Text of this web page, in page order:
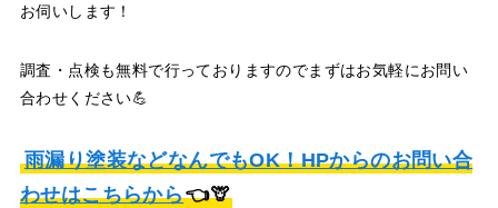
お伺いします！
調査・点検も無料で行っておりますのでまずはお気軽にお問い
合わせください💪
雨漏り塗装などなんでもOK！HPからのお問い合
わせはこちらから👈🦒